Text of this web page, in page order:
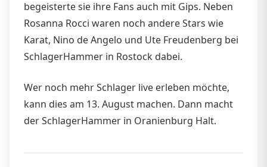
begeisterte sie ihre Fans auch mit Gips. Neben
Rosanna Rocci waren noch andere Stars wie
Karat, Nino de Angelo und Ute Freudenberg bei
SchlagerHammer in Rostock dabei.
Wer noch mehr Schlager live erleben möchte,
kann dies am 13. August machen. Dann macht
der SchlagerHammer in Oranienburg Halt.